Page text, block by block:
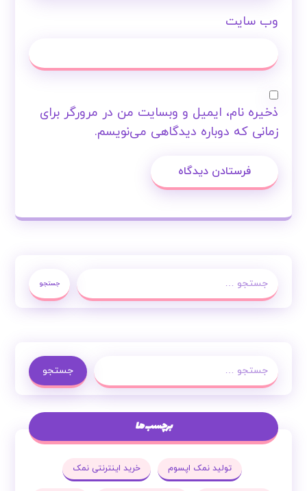
وب‌ سایت
ذخیره نام، ایمیل و وبسایت من در مرورگر برای
زمانی که دوباره دیدگاهی می‌نویسم.
فرستادن دیدگاه
جستجو
جستجو
برچسب ها
تولید نمک اپسوم خرید اینترنتی نمک